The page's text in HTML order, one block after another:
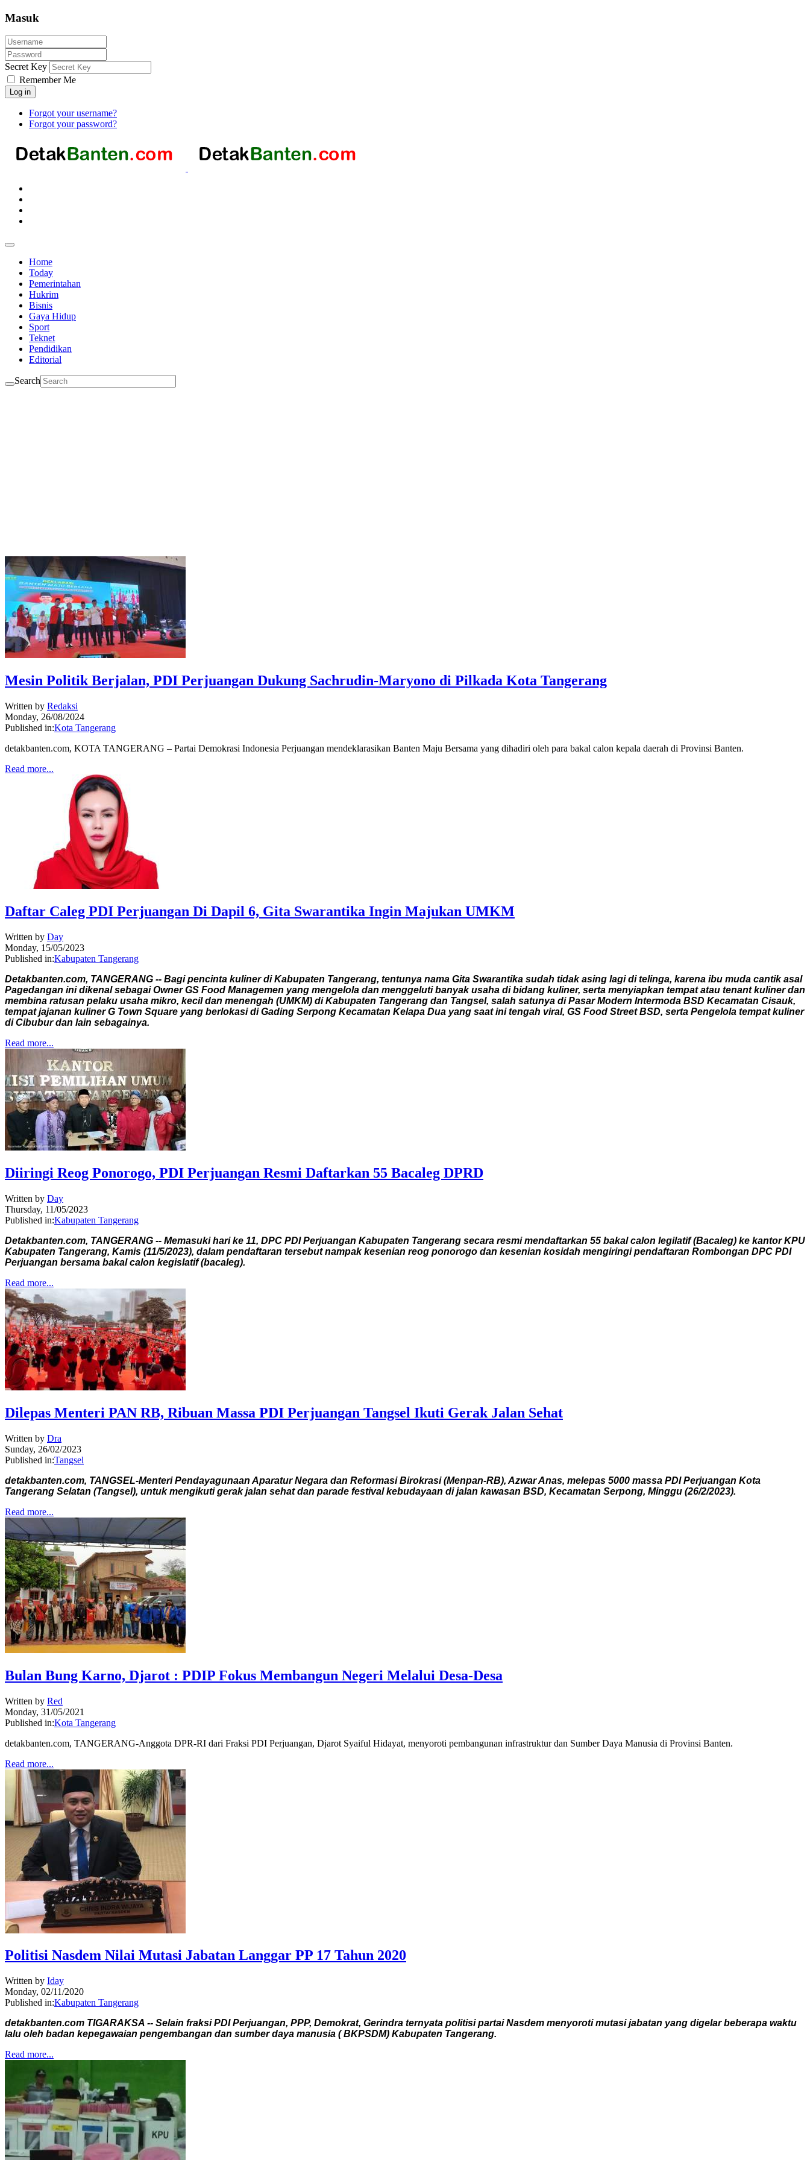
Masuk
Secret Key
Remember Me
Log in
Forgot your username?
Forgot your password?
Home
Today
Pemerintahan
Hukrim
Bisnis
Gaya Hidup
Sport
Teknet
Pendidikan
Editorial
Search
Mesin Politik Berjalan, PDI Perjuangan Dukung Sachrudin-Maryono di Pilkada Kota Tangerang
Written by Redaksi
Monday, 26/08/2024
Published in:Kota Tangerang
detakbanten.com, KOTA TANGERANG – Partai Demokrasi Indonesia Perjuangan mendeklarasikan Banten Maju Bersama yang dihadiri oleh para bakal calon kepala daerah di Provinsi Banten.
Read more...
Daftar Caleg PDI Perjuangan Di Dapil 6, Gita Swarantika Ingin Majukan UMKM
Written by Day
Monday, 15/05/2023
Published in:Kabupaten Tangerang
Detakbanten.com, TANGERANG -- Bagi pencinta kuliner di Kabupaten Tangerang, tentunya nama Gita Swarantika sudah tidak asing lagi di telinga, karena ibu muda cantik asal
Pagedangan ini dikenal sebagai Owner GS Food Managemen yang mengelola dan menggeluti banyak usaha di bidang kuliner, serta menyiapkan tempat atau tenant kuliner dan
membina ratusan pelaku usaha mikro, kecil dan menengah (UMKM) di Kabupaten Tangerang dan Tangsel, salah satunya di Pasar Modern Intermoda BSD Kecamatan Cisauk,
tempat jajanan kuliner G Town Square yang berlokasi di Gading Serpong Kecamatan Kelapa Dua yang saat ini tengah viral, GS Food Street BSD, serta Pengelola tempat kuliner
di Cibubur dan lain sebagainya.
Read more...
Diiringi Reog Ponorogo, PDI Perjuangan Resmi Daftarkan 55 Bacaleg DPRD
Written by Day
Thursday, 11/05/2023
Published in:Kabupaten Tangerang
Detakbanten.com, TANGERANG -- Memasuki hari ke 11, DPC PDI Perjuangan Kabupaten Tangerang secara resmi mendaftarkan 55 bakal calon legilatif (Bacaleg) ke kantor KPU
Kabupaten Tangerang, Kamis (11/5/2023), dalam pendaftaran tersebut nampak kesenian reog ponorogo dan kesenian kosidah mengiringi pendaftaran Rombongan DPC PDI
Perjuangan bersama bakal calon kegislatif (bacaleg).
Read more...
Dilepas Menteri PAN RB, Ribuan Massa PDI Perjuangan Tangsel Ikuti Gerak Jalan Sehat
Written by Dra
Sunday, 26/02/2023
Published in:Tangsel
detakbanten.com, TANGSEL-Menteri Pendayagunaan Aparatur Negara dan Reformasi Birokrasi (Menpan-RB), Azwar Anas, melepas 5000 massa PDI Perjuangan Kota
Tangerang Selatan (Tangsel), untuk mengikuti gerak jalan sehat dan parade festival kebudayaan di jalan kawasan BSD, Kecamatan Serpong, Minggu (26/2/2023).
Read more...
Bulan Bung Karno, Djarot : PDIP Fokus Membangun Negeri Melalui Desa-Desa
Written by Red
Monday, 31/05/2021
Published in:Kota Tangerang
detakbanten.com, TANGERANG-Anggota DPR-RI dari Fraksi PDI Perjuangan, Djarot Syaiful Hidayat, menyoroti pembangunan infrastruktur dan Sumber Daya Manusia di Provinsi Banten.
Read more...
Politisi Nasdem Nilai Mutasi Jabatan Langgar PP 17 Tahun 2020
Written by Iday
Monday, 02/11/2020
Published in:Kabupaten Tangerang
detakbanten.com TIGARAKSA -- Selain fraksi PDI Perjuangan, PPP, Demokrat, Gerindra ternyata politisi partai Nasdem menyoroti mutasi jabatan yang digelar beberapa waktu
lalu oleh badan kepegawaian pengembangan dan sumber daya manusia ( BKPSDM) Kabupaten Tangerang.
Read more...